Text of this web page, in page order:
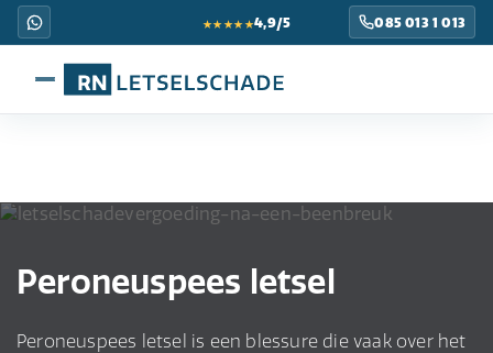
★★★★★4,9/5 085 013 1 013
Peroneuspees letsel
Peroneuspees letsel is een blessure die vaak over het